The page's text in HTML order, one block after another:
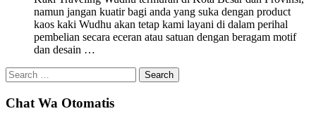
namun jangan kuatir bagi anda yang suka dengan product
kaos kaki Wudhu akan tetap kami layani di dalam perihal
pembelian secara eceran atau satuan dengan beragam motif
dan desain …
Search
for:
Chat Wa Otomatis